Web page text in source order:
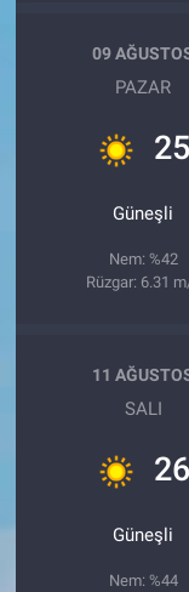
09
PAZAR
25
Güneşli
Nem: %42
Rüzgar: 6.31
11
SALI
26
Güneşli
Nem: %44